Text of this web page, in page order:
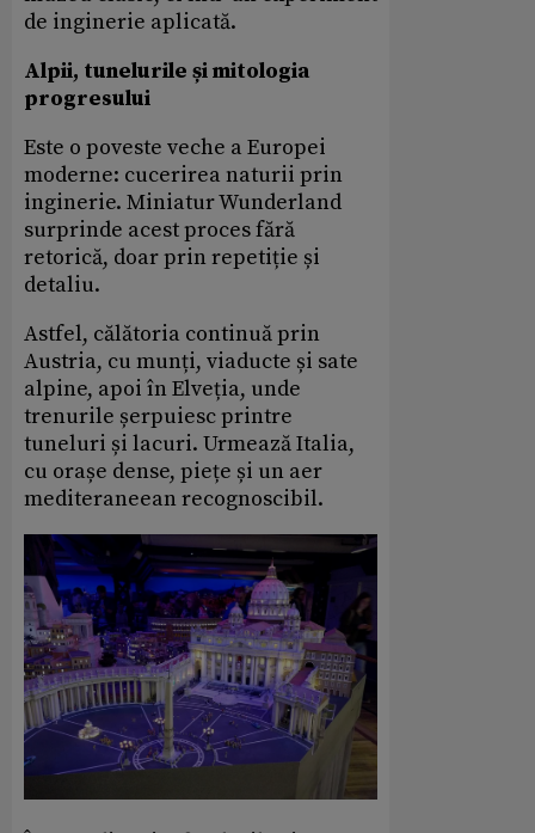
de inginerie aplicată.
Alpii, tunelurile și mitologia
progresului
Este o poveste veche a Europei
moderne: cucerirea naturii prin
inginerie. Miniatur Wunderland
surprinde acest proces fără
retorică, doar prin repetiție și
detaliu.
Astfel, călătoria continuă prin
Austria, cu munți, viaducte și sate
alpine, apoi în Elveția, unde
trenurile șerpuiesc printre
tuneluri și lacuri. Urmează Italia,
cu orașe dense, piețe și un aer
mediteraneean recognoscibil.